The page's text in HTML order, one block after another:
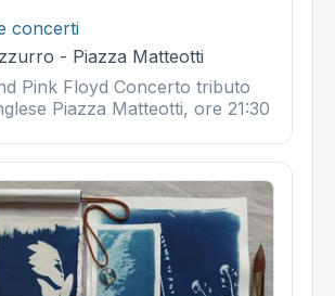
concerti
- Piazza Matteotti
Pink Floyd Concerto tributo
Piazza Matteotti, ore 21:30